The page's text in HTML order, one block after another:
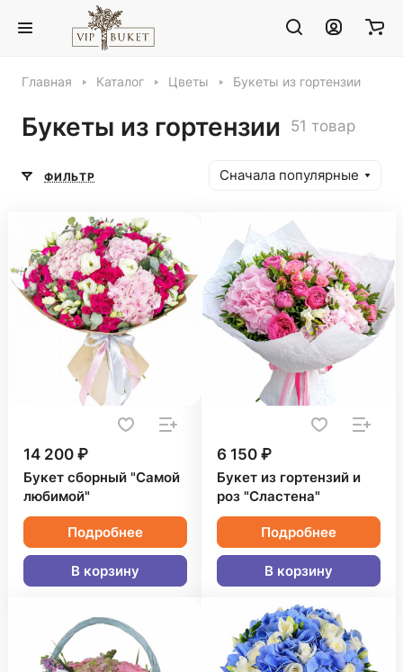
Главная Каталог Цветы Букеты из гортензии
Букеты из гортензии 51 товар
ФИЛЬТР Сначала популярные
14 200 ₽
Букет сборный "Самой
любимой"
Подробнее
В корзину
6 150 ₽
Букет из гортензий и
роз "Сластена"
Подробнее
В корзину